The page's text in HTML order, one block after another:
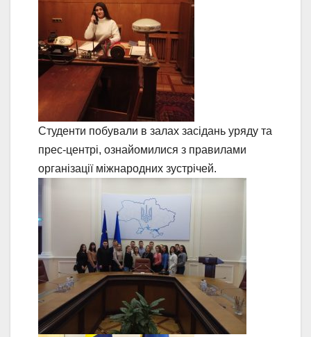
Студенти побували в залах засідань уряду та
прес-центрі, ознайомилися з правилами
організації міжнародних зустрічей.